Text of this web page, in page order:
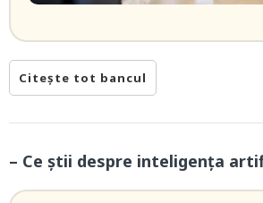
Citește tot bancul
– Ce știi despre inteligența